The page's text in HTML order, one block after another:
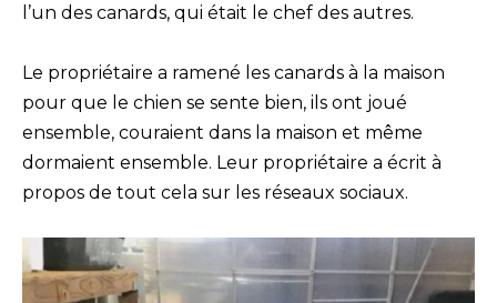
l’un des canards, qui était le chef des autres.
Le propriétaire a ramené les canards à la maison
pour que le chien se sente bien, ils ont joué
ensemble, couraient dans la maison et même
dormaient ensemble. Leur propriétaire a écrit à
propos de tout cela sur les réseaux sociaux.